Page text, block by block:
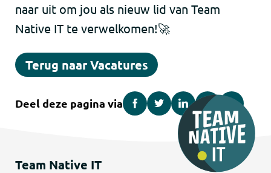
naar uit om jou als nieuw lid van Team
Native IT te verwelkomen!🚀
Terug naar Vacatures
Deel deze pagina via
Team Native IT